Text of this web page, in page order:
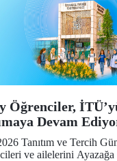
Öğrenciler,
Devam
Tanıtım ve Tercih
ve ailelerini Ayazağa